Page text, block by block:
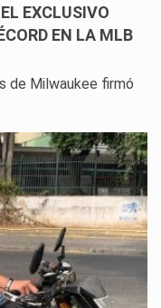
EXCLUSIVO
EN LA MLB
de Milwaukee firmó